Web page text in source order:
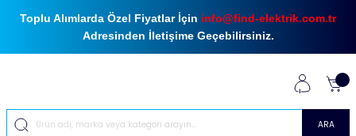
Toplu Alımlarda Özel Fiyatlar İçin info@find-elektrik.com.tr
Adresinden İletişime Geçebilirsiniz.
ARA